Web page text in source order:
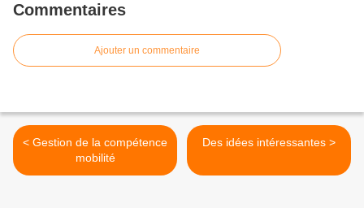
Commentaires
Ajouter un commentaire
< Gestion de la compétence
mobilité
Des idées intéressantes >